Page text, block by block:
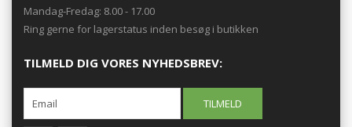
Mandag-Fredag: 8.00 - 17.00
Ring gerne for lagerstatus inden besøg i butikken
TILMELD DIG VORES NYHEDSBREV: